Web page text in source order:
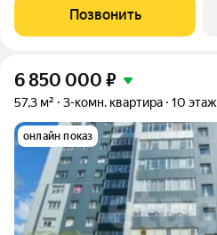
масштабом и одновременно
как самого комплекса в целом,
Позвонить
6 850 000 ₽
57,3 м² 3-комн. квартира 10 этаж
онлайн показ